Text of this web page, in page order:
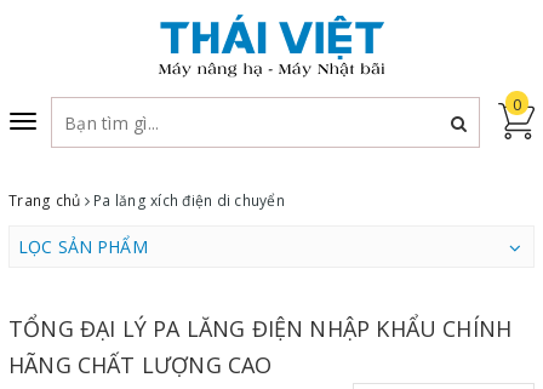
Toggle
navigation
0
Trang chủ Pa lăng xích điện di chuyển
LỌC SẢN PHẨM
TỔNG ĐẠI LÝ PA LĂNG ĐIỆN NHẬP KHẨU CHÍNH
HÃNG CHẤT LƯỢNG CAO